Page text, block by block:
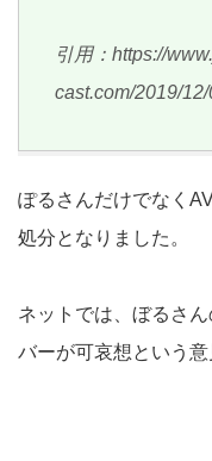
引用：https://
cast.com/2019/
ぽるさんだけでなく
処分となりました。
ネットでは、ぼるさ
バーが可哀想という意